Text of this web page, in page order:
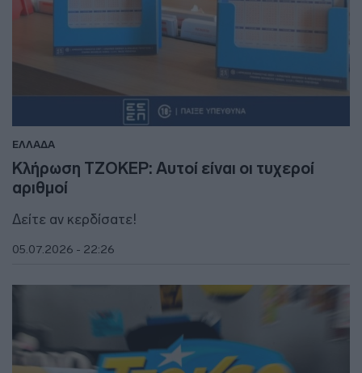
ΕΛΛΑΔΑ
Κλήρωση ΤΖΟΚΕΡ: Αυτοί είναι οι τυχεροί
αριθμοί
Δείτε αν κερδίσατε!
05.07.2026 - 22:26